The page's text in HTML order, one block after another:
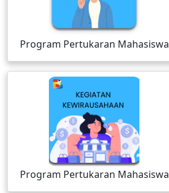
Program Pertukaran Mahasiswa
Program Pertukaran Mahasiswa